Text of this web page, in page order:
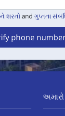
શરતો and ગુપ્તતા
phone